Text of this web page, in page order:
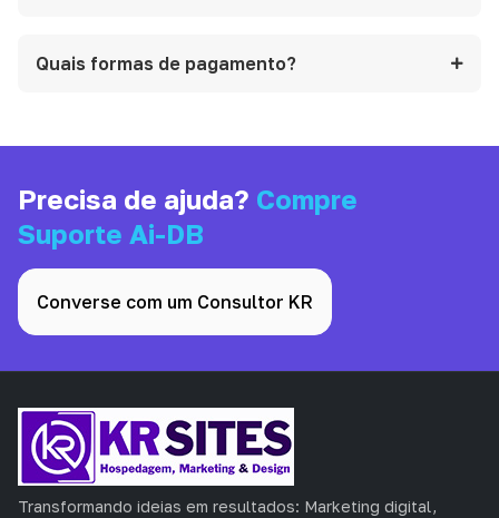
Quais formas de pagamento?
Precisa de ajuda? Compre
Suporte Ai-DB
Converse com um Consultor KR
Transformando ideias em resultados: Marketing digital,